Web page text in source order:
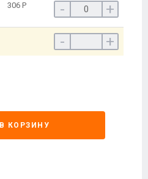
306 Р - +
- +
В КОРЗИНУ